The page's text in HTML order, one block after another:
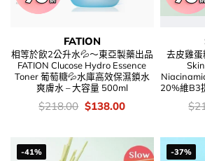
FATION
相等於飲2公升水💦～東亞製藥出品
FATION Clucose Hydro Essence
Toner 葡萄糖💦水庫高效保濕鎖水
爽膚水 – 大容量 500ml
價
錢：
$218.00 Original
price
$218.00.
$138.00Current
$138.00.
去皮雞
20%維B3
價
錢：
$
-41% -37%